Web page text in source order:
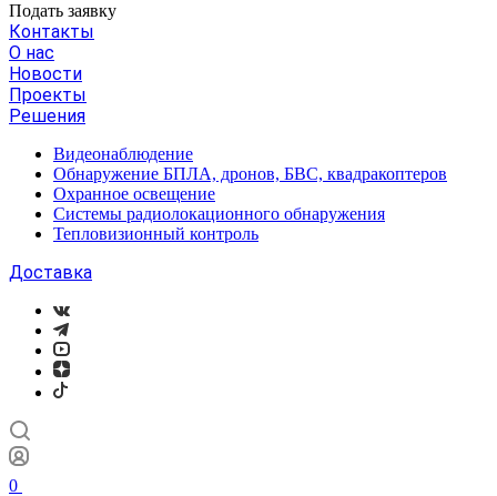
Подать заявку
Контакты
О нас
Новости
Проекты
Решения
Видеонаблюдение
Обнаружение БПЛА, дронов, БВС, квадракоптеров
Охранное освещение
Системы радиолокационного обнаружения
Тепловизионный контроль
Доставка
0